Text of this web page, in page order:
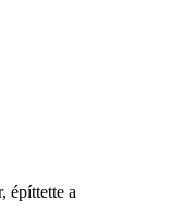
építtette a